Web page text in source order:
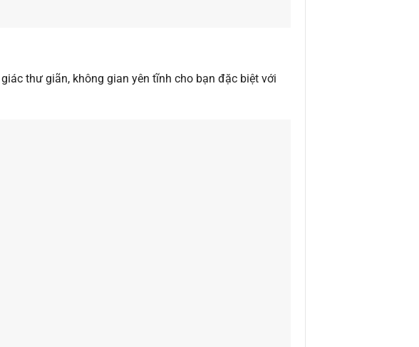
thư giãn, không gian yên tĩnh cho bạn đặc biệt với